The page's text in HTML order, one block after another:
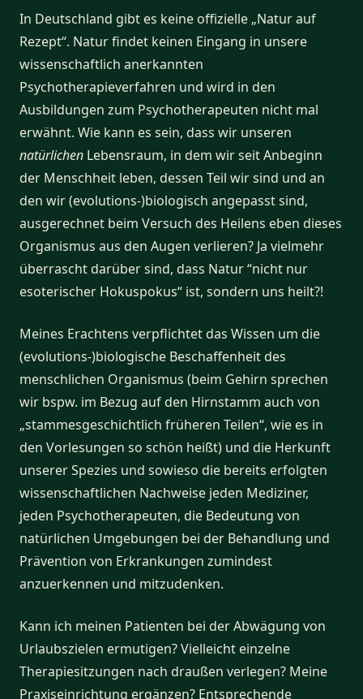
In Deutschland gibt es keine offizielle „Natur auf
Rezept“. Natur findet keinen Eingang in unsere
wissenschaftlich anerkannten
Psychotherapieverfahren und wird in den
Ausbildungen zum Psychotherapeuten nicht mal
erwähnt. Wie kann es sein, dass wir unseren
natürlichen Lebensraum, in dem wir seit Anbeginn
der Menschheit leben, dessen Teil wir sind und an
den wir (evolutions-)biologisch angepasst sind,
ausgerechnet beim Versuch des Heilens eben dieses
Organismus aus den Augen verlieren? Ja vielmehr
überrascht darüber sind, dass Natur “nicht nur
esoterischer Hokuspokus“ ist, sondern uns heilt?!
Meines Erachtens verpflichtet das Wissen um die
(evolutions-)biologische Beschaffenheit des
menschlichen Organismus (beim Gehirn sprechen
wir bspw. im Bezug auf den Hirnstamm auch von
„stammesgeschichtlich früheren Teilen“, wie es in
den Vorlesungen so schön heißt) und die Herkunft
unserer Spezies und sowieso die bereits erfolgten
wissenschaftlichen Nachweise jeden Mediziner,
jeden Psychotherapeuten, die Bedeutung von
natürlichen Umgebungen bei der Behandlung und
Prävention von Erkrankungen zumindest
anzuerkennen und mitzudenken.
Kann ich meinen Patienten bei der Abwägung von
Urlaubszielen ermutigen? Vielleicht einzelne
Therapiesitzungen nach draußen verlegen? Meine
Praxiseinrichtung ergänzen? Entsprechende